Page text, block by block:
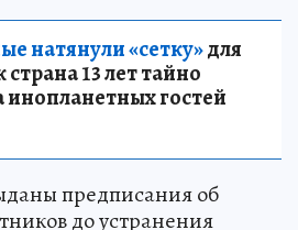
натянули «сетку»для
13 лет тайно
инопланетных гостей
предписания об
до устранения